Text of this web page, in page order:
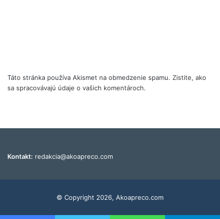
Táto stránka používa Akismet na obmedzenie spamu. Zistite, ako
sa spracovávajú údaje o vašich komentároch.
Kontakt: redakcia@akoapreco.com
© Copyright 2026, Akoapreco.com